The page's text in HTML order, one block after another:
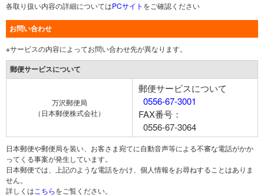
各取り扱い内容の詳細についてはPCサイト をご確認ください
お問い合わせ
※サービスの内容によってお問い合わせ先が異なります。
郵便サービスについて
万沢郵便局
（日本郵便株式会社）
郵便サービスについて
0556-67-3001
FAX番号：
0556-67-3064
日本郵便や郵便局を装い、お客さま宛てに自動音声等による不審な電話がかか
ってくる事案が発生しています。
日本郵便では、上記のような電話をかけ、個人情報をお尋ねすることはありま
せん。
詳しくは こちらをご覧ください。